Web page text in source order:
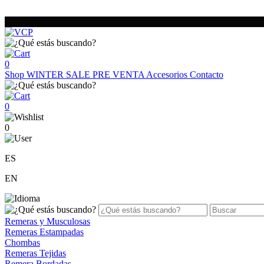
0
Shop WINTER SALE PRE VENTA Accesorios Contacto
0
0
ES
EN
Remeras y Musculosas
Remeras Estampadas
Chombas
Remeras Tejidas